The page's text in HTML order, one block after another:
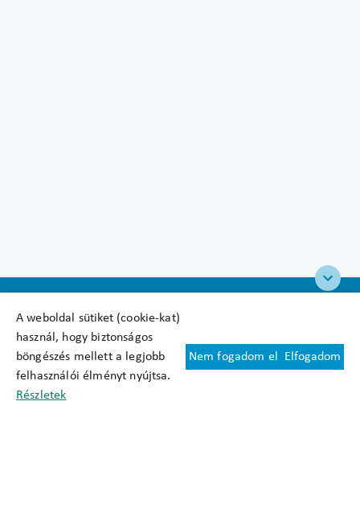
A weboldal sütiket (cookie-kat)
használ, hogy biztonságos
böngészés mellett a legjobb
felhasználói élményt nyújtsa.
Részletek
Nem fogadom el Elfogadom
Felhasználási feltételek